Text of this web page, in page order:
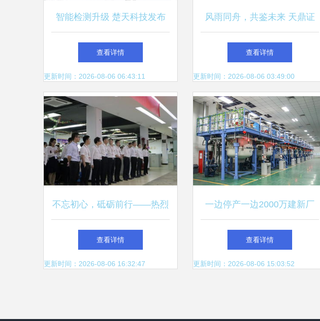
智能检测升级 楚天科技发布
aim72全自动灯检机，天鼎证
券预判新机遇
查看详情
更新时间：2026-08-06 06:43:11
风雨同舟，共鉴未来 天鼎证
券与投资者携手前行
查看详情
更新时间：2026-08-06 03:49:00
不忘初心，砥砺前行——热烈
庆祝天鼎证券成立23周年
查看详情
更新时间：2026-08-06 16:32:47
一边停产一边2000万建新厂
天龙光电的“保壳”神操作与市
场迷思
查看详情
更新时间：2026-08-06 15:03:52